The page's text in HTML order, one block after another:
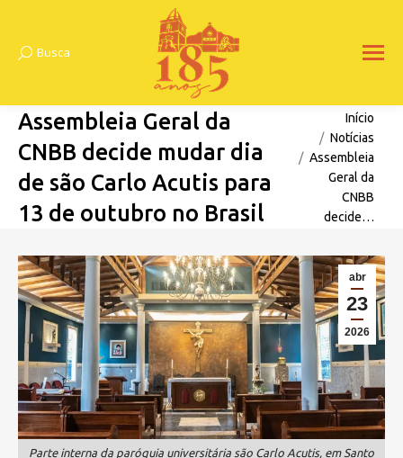
Search:
Busca
Assembleia Geral da
CNBB decide mudar dia
de são Carlo Acutis para
13 de outubro no Brasil
Você está aqui:
Início
Notícias
Assembleia
Geral da
CNBB
decide…
abr
23
2026
Parte interna da paróquia universitária são Carlo Acutis, em Santo